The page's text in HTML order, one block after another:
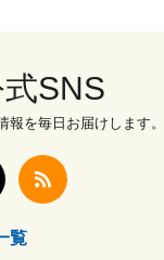
SNS
報を毎日お届けします。
覧